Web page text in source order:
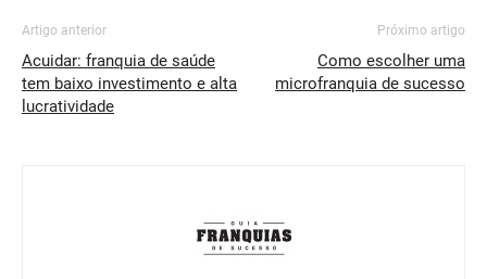
Artigo anterior
Acuidar: franquia de saúde
tem baixo investimento e alta
lucratividade
Próximo artigo
Como escolher uma
microfranquia de sucesso